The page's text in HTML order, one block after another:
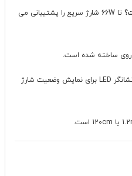
تا 66W شارژ سریع را پشتیبانی می
روی ساخته شده است.
بله، دارای نشانگر LED برای نمایش وضعیت شارژ